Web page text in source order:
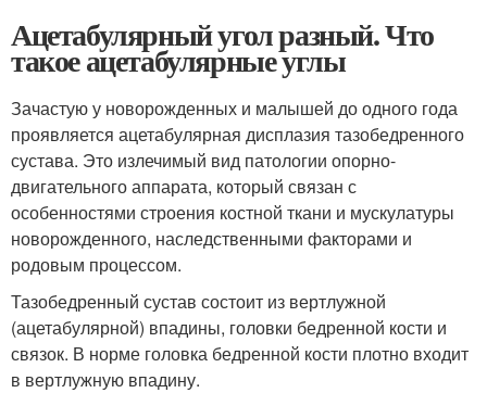
Ацетабулярный угол разный. Что
такое ацетабулярные углы
Зачастую у новорожденных и малышей до одного года
проявляется ацетабулярная дисплазия тазобедренного
сустава. Это излечимый вид патологии опорно-
двигательного аппарата, который связан с
особенностями строения костной ткани и мускулатуры
новорожденного, наследственными факторами и
родовым процессом.
Тазобедренный сустав состоит из вертлужной
(ацетабулярной) впадины, головки бедренной кости и
связок. В норме головка бедренной кости плотно входит
в вертлужную впадину.